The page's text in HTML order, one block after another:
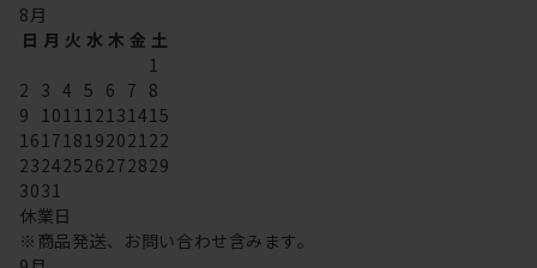
8 月
日 月 火 水 木 金 土
1
2 3 4 5 6 7 8
9
10 11 12 13 14 15
16 17 18 192021 22
23242526272829
3031
休業日
※商品発送、お問い合わせ含みます。